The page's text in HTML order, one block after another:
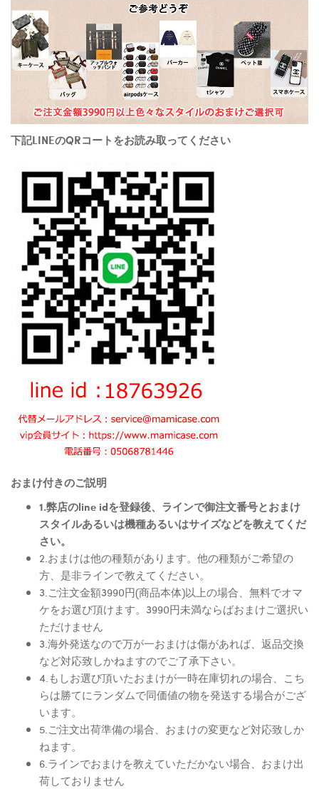
下記LINEのQRコートをお読み取ってください
おまけ付きのご説明
1.弊店のline idを登録後、ラインで御注文番号とおまけ
スタイルあるいは機種あるいはサイズなどを教えてくだ
さい。
2.おまけは他の種類があります。他の種類がご希望の
方、是非ラインで教えてください。
3.ご注文金額3990円(商品本体)以上の場合、無料でオマ
ケをお選び頂けます。3990円未満ならばおまけご選択い
ただけません
3.海外発送なので万が一おまけは傷があれば、返品交換
など対応致しかねますのでご了承下さい。
4.もしお選び頂いたおまけが一時在庫切れの場合、こち
らは勝てにランダムで同価値の物を発送する場合がござ
います。
5.ご注文出荷準備の場合、おまけの変更など対応致しか
ねます。
6.ラインでおまけを教えていただかない場合、おまけ出
荷しておりません